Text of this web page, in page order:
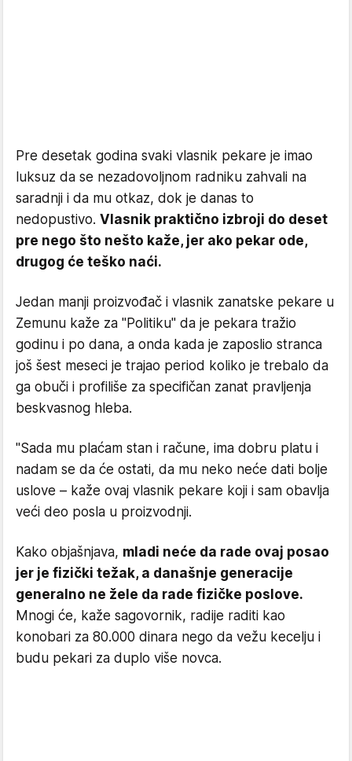
Pre desetak godina svaki vlasnik pekare je imao
luksuz da se nezadovoljnom radniku zahvali na
saradnji i da mu otkaz, dok je danas to
nedopustivo. Vlasnik praktično izbroji do deset
pre nego što nešto kaže, jer ako pekar ode,
drugog će teško naći.
Jedan manji proizvođač i vlasnik zanatske pekare u
Zemunu kaže za "Politiku" da je pekara tražio
godinu i po dana, a onda kada je zaposlio stranca
još šest meseci je trajao period koliko je trebalo da
ga obuči i profiliše za specifičan zanat pravljenja
beskvasnog hleba.
"Sada mu plaćam stan i račune, ima dobru platu i
nadam se da će ostati, da mu neko neće dati bolje
uslove – kaže ovaj vlasnik pekare koji i sam obavlja
veći deo posla u proizvodnji.
Kako objašnjava, mladi neće da rade ovaj posao
jer je fizički težak, a današnje generacije
generalno ne žele da rade fizičke poslove.
Mnogi će, kaže sagovornik, radije raditi kao
konobari za 80.000 dinara nego da vežu kecelju i
budu pekari za duplo više novca.